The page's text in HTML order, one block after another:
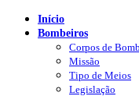
Início
Bombeiros
Corpos de
Missão
Tipo de Meios
Legislação